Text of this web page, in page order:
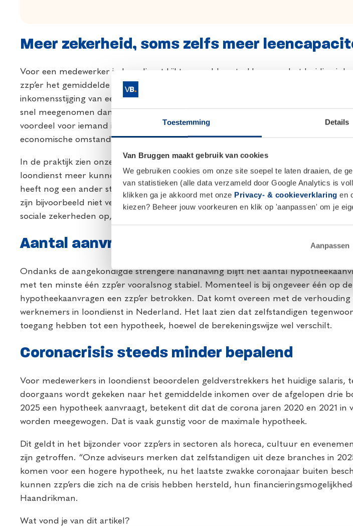
Toestemming Details
Van Bruggen maakt gebruik van cookies
We gebruiken cookies om onze site soepel te laten draaien, de
van statistieken (alle data verzameld door Google Analytics is
klikken ga je akkoord met onze Privacy- & cookieverklaring en
kiezen? Beheer jouw voorkeuren en klik op 'aanpassen' om je
Aanpassen
Meer zekerheid, soms zelfs meer
Voor een medewerker in loondienst kijkt een geldverstrekker naar het huidige
zzp’er het gemiddelde inkomen over de afgelopen drie jaar meestal het
inkomensstijging van een zzp’er in de afgelopen jaren wordt door deze
snel meegenomen dan bij een medewerker in loondienst”, legt Haandrikman uit.
voordeel voor iemand in loondienst is dat die vaak minder zwaar getroffen wordt
economische omstandigheden.
In de praktijk zien onze adviseurs in sommige uitzonderlijke zaken zelfs dat zzp’ers
loondienst meer kunnen lenen dan in de tijd dat ze zzp’er waren. Een zzp’er die
heeft nog een ander streepje voor bij geldverstrekkers: in loondienst heb je meer
zijn bijvoorbeeld niet verzekerd tegen arbeidsongeschiktheid. In loondienst bouwt
sociale zekerheden op, wat ook doorwerkt in de beoordeling door
Aantal aanvragen blijft stabiel
Ondanks de aangekondigde strengere handhaving blijft het aantal
met ten minste één zzp’er vooralsnog stabiel. Momenteel is bij ongeveer één op
hypotheekaanvragen een zzp’er betrokken. Dat komt overeen met de verhouding
werknemers in loondienst in Nederland. Het laat zien dat zelfstandigen
toegang hebben tot een hypotheek, hoewel de berekeningswijze wel verschilt.
Coronacrisis steeds minder bepalend
Voor medewerkers in loondienst beoordelen geldverstrekkers het huidige salaris,
doorgaans wordt gekeken naar het gemiddelde inkomen over de afgelopen drie
2025 een hypotheek aanvraagt, betekent dit dat de corona jaren 2020 en 2021 in
worden meegewogen. Dat is vaak gunstig voor de maximale hypotheek.
Dit geldt in het bijzonder voor zzp’ers in sectoren als horeca, cultuur en
zijn getroffen. “Onze adviseurs merken dat zelfstandigen uit deze branches in
komen voor een hogere hypotheek, nu het laatste zwakke coronajaar buiten
kunnen zzp’ers die zich na de crisis hebben hersteld, hun
Haandrikman.
Wat vond je van dit artikel?